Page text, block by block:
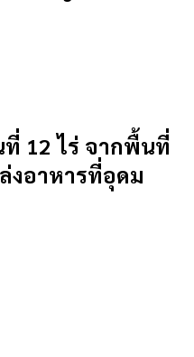
12 ไร่ จากพื้นที่
งอาหารที่อุดม